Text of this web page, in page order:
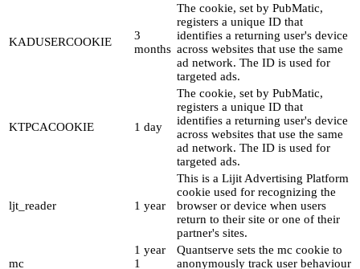
KADUSERCOOKIE
3
months
The cookie, set by PubMatic,
registers a unique ID that
identifies a returning user's device
across websites that use the same
ad network. The ID is used for
targeted ads.
KTPCACOOKIE 1 day
The cookie, set by PubMatic,
registers a unique ID that
identifies a returning user's device
across websites that use the same
ad network. The ID is used for
targeted ads.
ljt_reader 1 year
This is a Lijit Advertising Platform
cookie used for recognizing the
browser or device when users
return to their site or one of their
partner's sites.
mc
1 year
1
Quantserve sets the mc cookie to
anonymously track user behaviour